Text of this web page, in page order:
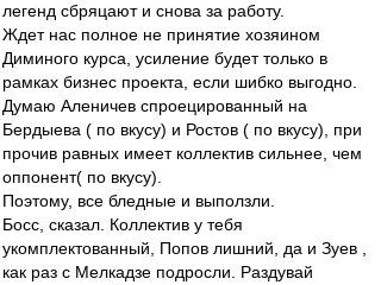
легенд сбряцают и снова за работу.
Ждет нас полное не принятие хозяином
Диминого курса, усиление будет только в
рамках бизнес проекта, если шибко выгодно.
Думаю Аленичев спроецированный на
Бердыева ( по вкусу) и Ростов ( по вкусу), при
прочив равных имеет коллектив сильнее, чем
оппонент( по вкусу).
Поэтому, все бледные и выползли.
Босс, сказал. Коллектив у тебя
укомплектованный, Попов лишний, да и Зуев ,
как раз с Мелкадзе подросли. Раздувай